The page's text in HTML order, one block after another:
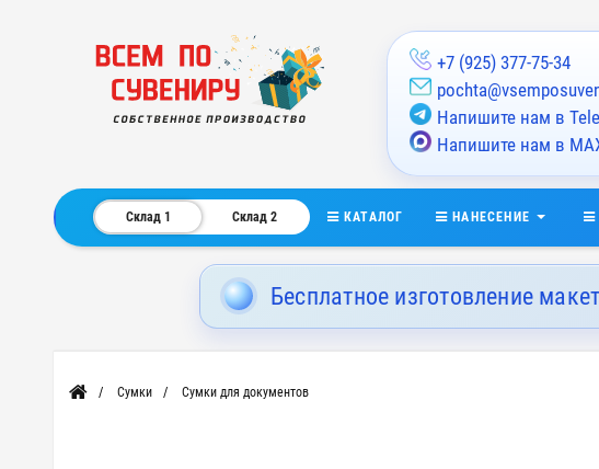
+7 (925) 377-75-34
Напишите нам в
Напишите нам в
Склад 1 Склад 2 КАТАЛОГ НАНЕСЕНИЕ
Бесплатное изготовление
Главная Сумки Сумки для документов